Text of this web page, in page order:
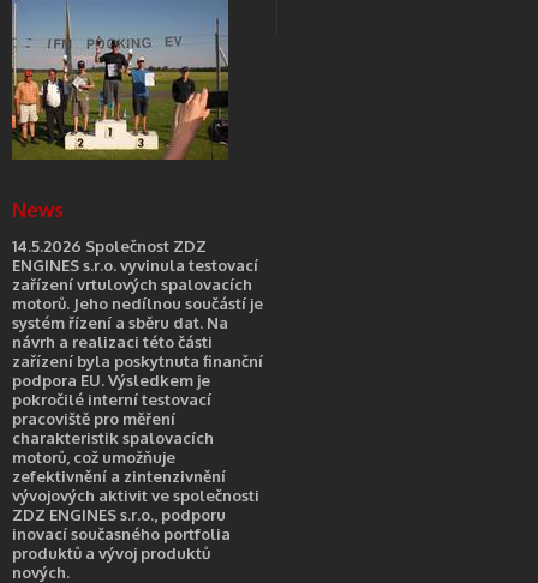
News
14.5.2026 Společnost ZDZ
ENGINES s.r.o. vyvinula testovací
zařízení vrtulových spalovacích
motorů. Jeho nedílnou součástí je
systém řízení a sběru dat. Na
návrh a realizaci této části
zařízení byla poskytnuta finanční
podpora EU. Výsledkem je
pokročilé interní testovací
pracoviště pro měření
charakteristik spalovacích
motorů, což umožňuje
zefektivnění a zintenzivnění
vývojových aktivit ve společnosti
ZDZ ENGINES s.r.o., podporu
inovací současného portfolia
produktů a vývoj produktů
nových.